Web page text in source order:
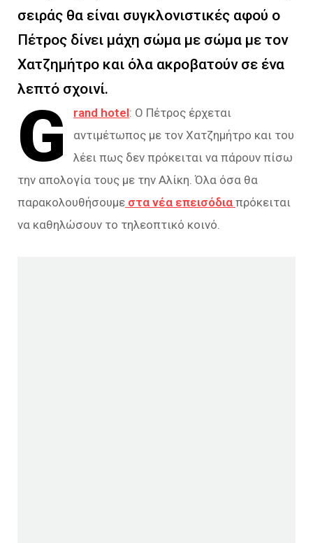
σειράς θα είναι συγκλονιστικές αφού ο
Πέτρος δίνει μάχη σώμα με σώμα με τον
Χατζημήτρο και όλα ακροβατούν σε ένα
λεπτό σχοινί.
G rand hotel: Ο Πέτρος έρχεται
αντιμέτωπος με τον Χατζημήτρο και του
λέει πως δεν πρόκειται να πάρουν πίσω
την απολογία τους με την Αλίκη. Όλα όσα θα
παρακολουθήσουμε στα νέα επεισόδια πρόκειται
να καθηλώσουν το τηλεοπτικό κοινό.